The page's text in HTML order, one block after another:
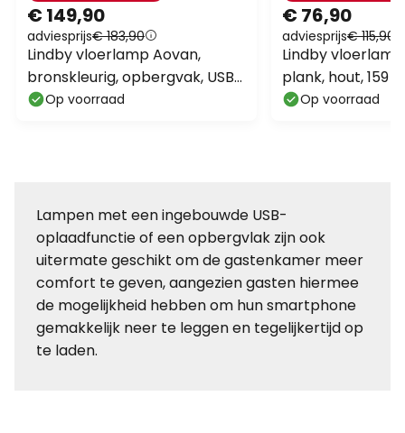
€ 149,90
adviesprijs€ 183,90
Lindby vloerlamp Aovan,
bronskleurig, opbergvak, USB-
aansluiting
Op voorraad
€ 76,90
adviesprijs€ 115,90
Lindby
plank, hout, 159
Op voorraad
Lampen met een ingebouwde USB-
oplaadfunctie of een opbergvlak zijn ook
uitermate geschikt om de gastenkamer meer
comfort te geven, aangezien gasten hiermee
de mogelijkheid hebben om hun smartphone
gemakkelijk neer te leggen en tegelijkertijd op
te laden.